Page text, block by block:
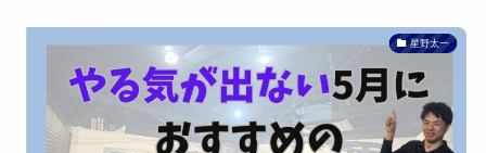
星野太一